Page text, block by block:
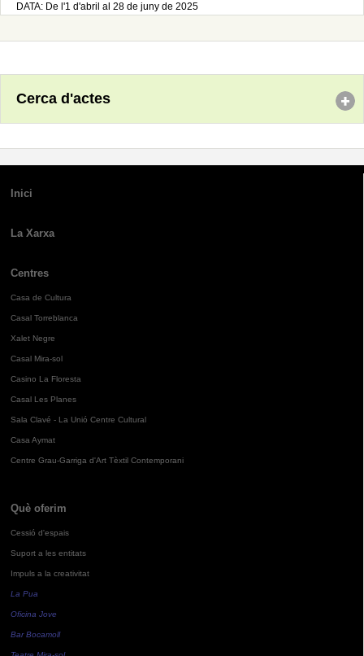
DATA: De l'1 d'abril al 28 de juny de 2025
Cerca d'actes
Inici
La Xarxa
Centres
Casa de Cultura
Casal Torreblanca
Xalet Negre
Casal Mira-sol
Casino La Floresta
Casal Les Planes
Sala Clavé - La Unió Centre Cultural
Casa Aymat
Centre Grau-Garriga d'Art Tèxtil Contemporani
Què oferim
Cessió d'espais
Suport a les entitats
Impuls a la creativitat
La Pua
Oficina Jove
Bar Bocamoll